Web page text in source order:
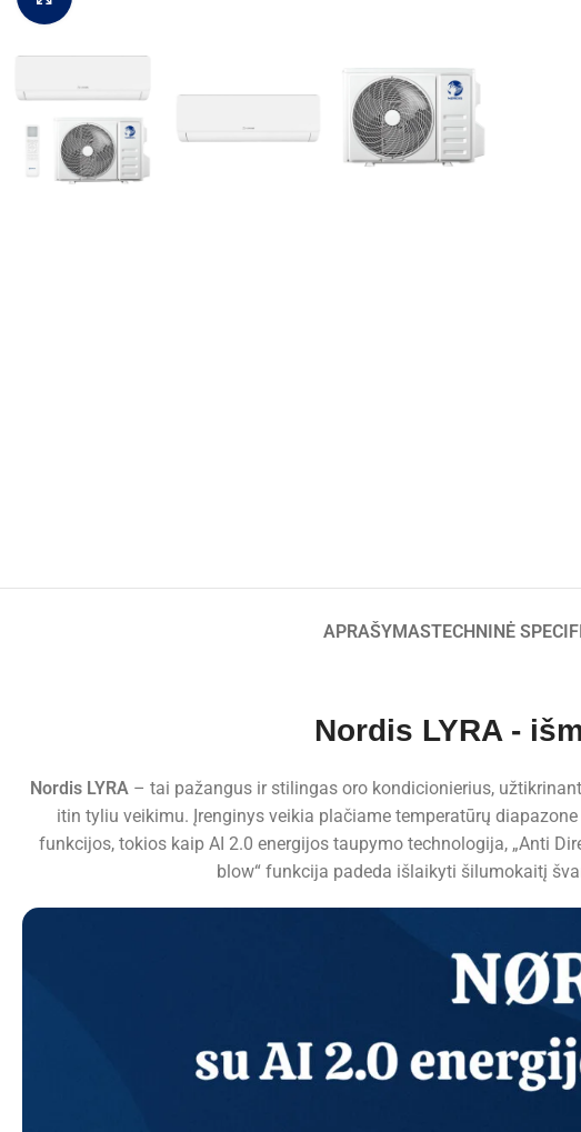
APRAŠYMASTECHNINĖ
Nordis LYRA -
Nordis LYRA– tai pažangus ir stilingas oro kondicionierius,
itin tyliu veikimu. Įrenginys veikia plačiame temperatūrų
funkcijos, tokios kaip AI 2.0 energijos taupymo technologija, „Anti
blow“ funkcija padeda išlaikyti šilumokaitį